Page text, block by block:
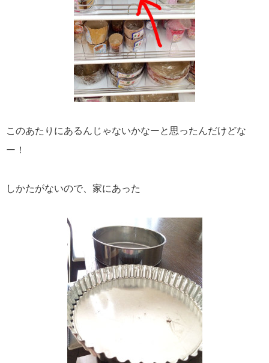
このあたりにあるんじゃないかなーと思ったんだけどな
ー！
しかたがないので、家にあった